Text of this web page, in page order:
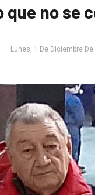
que no se
Lunes, 1 De Diciembre De